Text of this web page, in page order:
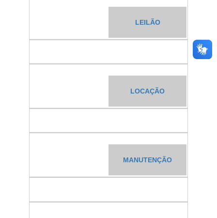
LEILÃO
LOCAÇÃO
MANUTENÇÃO